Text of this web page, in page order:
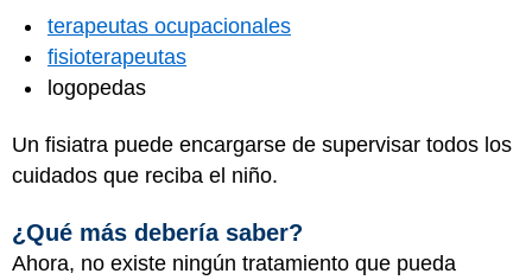
terapeutas ocupacionales
fisioterapeutas
logopedas
Un fisiatra puede encargarse de supervisar todos los
cuidados que reciba el niño.
¿Qué más debería saber?
Ahora, no existe ningún tratamiento que pueda